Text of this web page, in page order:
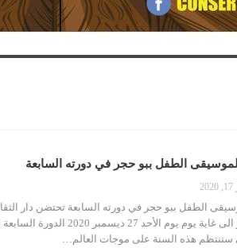
الطفل ببو حجر في دورته السابعة
الطفل ببو حجر في دورته السابعة تحتضن دار
يوم الاثنين 21 ديسمبر الى غاية يوم يوم
هذه السنة على موجات العالم…